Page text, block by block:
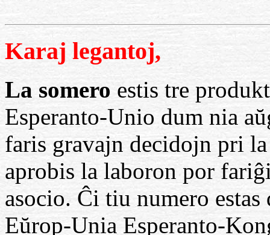
Karaj legantoj,
La somero estis tre
Esperanto-Unio dum nia
faris gravajn decidojn pri
aprobis la laboron por
asocio. Ĉi tiu numero
Eŭrop-Unia Esperanto-